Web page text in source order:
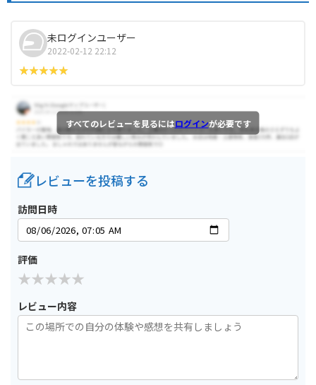
未ログインユーザー
2022-02-12 22:12
すべてのレビューを見るにはログインが必要です
レビューを投稿する
訪問日時
評価
レビュー内容